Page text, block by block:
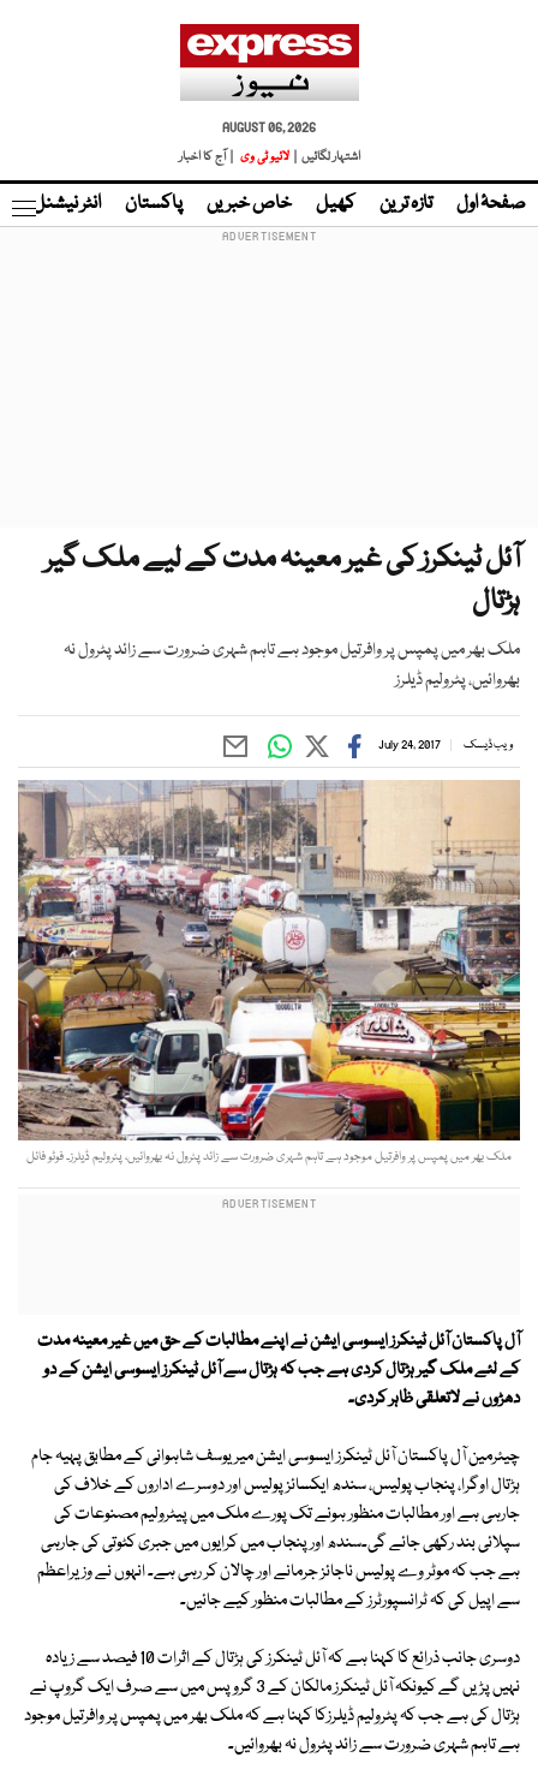
AUGUST 06, 2026
اشتہار لگائیں |
لائیو ٹی وی | آج کا اخبار
صفحۂ اول تازہ ترین کھیل خاص خبریں پاکستان انٹر نیشنل
آئل ٹینکرز کی غیر معینہ مدت کے لیے ملک گیر
ہڑتال
ملک بھر میں پمپس پر وافرتیل موجود ہے تاہم شہری ضرورت سے زائد پٹرول نہ
بھروائیں، پٹرولیم ڈیلرز
ویب ڈیسک July 24, 2017
ملک بھر میں پمپس پر وافرتیل موجود ہے تاہم شہری ضرورت سے زائد پٹرول نہ بھروائیں، پٹرولیم ڈیلرز۔ فوٹو فائل
آل پاکستان آئل ٹینکرز ایسوسی ایشن نے اپنے مطالبات کے حق میں غیر معینہ مدت
کے لئے ملک گیر ہڑتال کردی ہے جب کہ ہڑتال سے آئل ٹینکرز ایسوسی ایشن کے دو
دھڑوں نے لاتعلقی ظاہر کردی۔
چیئرمین آل پاکستان آئل ٹینکرز ایسوسی ایشن میر یوسف شاہوانی کے مطابق پہیہ جام
ہڑتال اوگرا، پنجاب پولیس، سندھ ایکسائز پولیس اور دوسرے اداروں کے خلاف کی
جارہی ہے اور مطالبات منظور ہونے تک پورے ملک میں پیٹرولیم مصنوعات کی
سپلائی بند رکھی جائے گی۔سندھ اور پنجاب میں کرایوں میں جبری کٹوتی کی جارہی
ہے جب کہ موٹر وے پولیس ناجائز جرمانے اور چالان کر رہی ہے۔ انہوں نے وزیراعظم
سے اپیل کی کہ ٹرانسپورٹرز کے مطالبات منظور کیے جائیں۔
دوسری جانب ذرائع کا کہنا ہے کہ آئل ٹینکرز کی ہڑتال کے اثرات 10 فیصد سے زیادہ
نہیں پڑیں گے کیونکہ آئل ٹینکرز مالکان کے 3 گروپس میں سے صرف ایک گروپ نے
ہڑتال کی ہے جب کہ پٹرولیم ڈیلرزکا کہنا ہے کہ ملک بھر میں پمپس پر وافرتیل موجود
ہے تاہم شہری ضرورت سے زائد پٹرول نہ بھروائیں۔